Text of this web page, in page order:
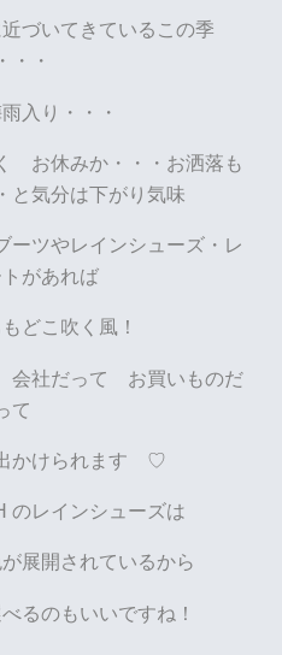
づいてきているこの季
・・
入り・・・
お休みか・・・お洒落も
と気分は下がり気味
ーツやレインシューズ・レ
があれば
どこ吹く風！
会社だって お買いものだ
て
かけられます ♡
のレインシューズは
展開されているから
るのもいいですね！